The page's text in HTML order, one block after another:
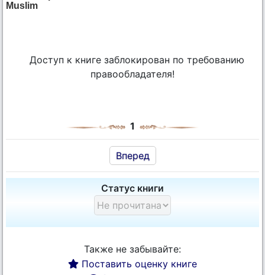
Доступ к книге заблокирован по требованию
правообладателя!
1
Вперед
Статус книги
Также не забывайте:
Поставить оценку книге